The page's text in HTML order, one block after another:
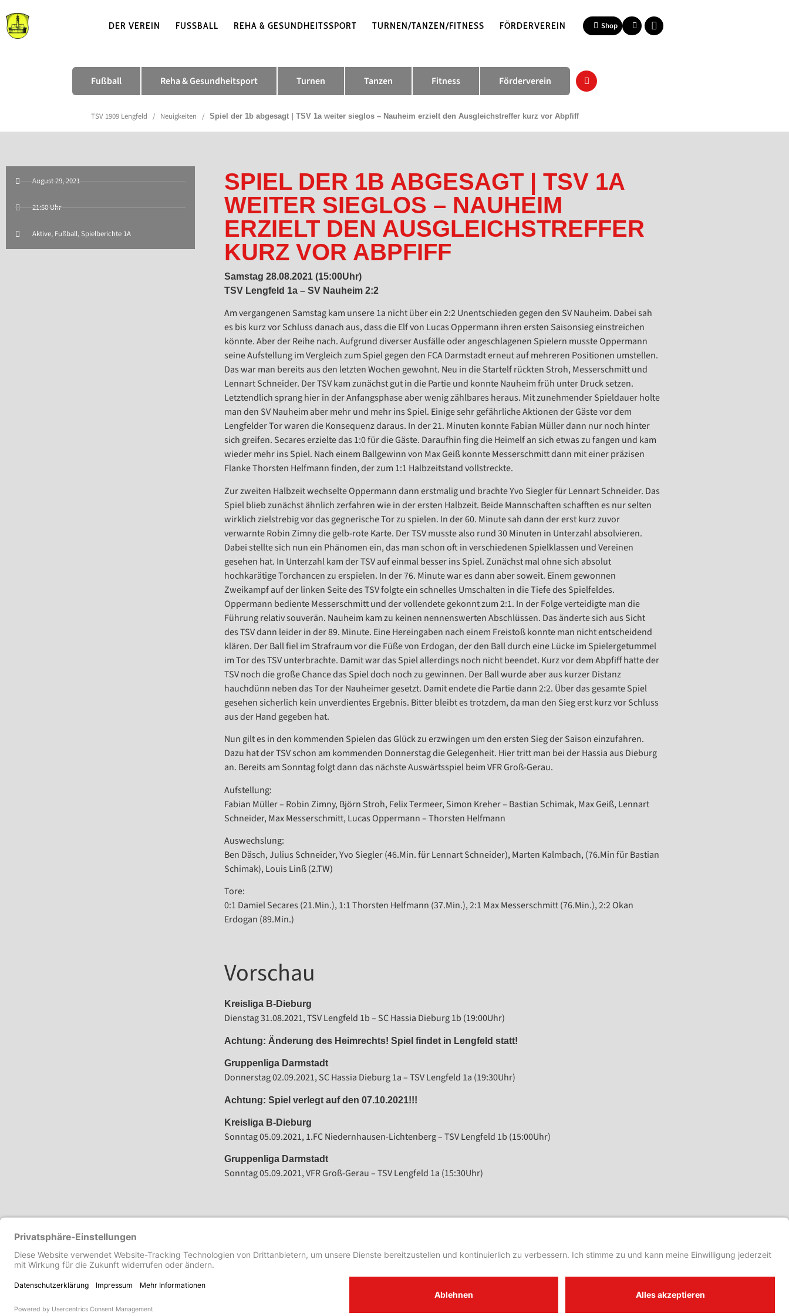
DER VEREIN FUSSBALL REHA & GESUNDHEITSSPORT TURNEN/TANZEN/FITNESS FÖRDERVEREIN Shop
Fußball Reha & Gesundheitsport Turnen Tanzen Fitness Förderverein
TSV 1909 Lengfeld / Neuigkeiten / Spiel der 1b abgesagt | TSV 1a weiter sieglos – Nauheim erzielt den Ausgleichstreffer kurz vor Abpfiff
August 29, 2021
21:50 Uhr
Aktive, Fußball, Spielberichte 1A
SPIEL DER 1B ABGESAGT | TSV 1A
WEITER SIEGLOS – NAUHEIM
ERZIELT DEN AUSGLEICHSTREFFER
KURZ VOR ABPFIFF
Samstag 28.08.2021 (15:00Uhr)
TSV Lengfeld 1a – SV Nauheim 2:2
Am vergangenen Samstag kam unsere 1a nicht über ein 2:2 Unentschieden gegen den SV Nauheim. Dabei sah
es bis kurz vor Schluss danach aus, dass die Elf von Lucas Oppermann ihren ersten Saisonsieg einstreichen
könnte. Aber der Reihe nach. Aufgrund diverser Ausfälle oder angeschlagenen Spielern musste Oppermann
seine Aufstellung im Vergleich zum Spiel gegen den FCA Darmstadt erneut auf mehreren Positionen umstellen.
Das war man bereits aus den letzten Wochen gewohnt. Neu in die Startelf rückten Stroh, Messerschmitt und
Lennart Schneider. Der TSV kam zunächst gut in die Partie und konnte Nauheim früh unter Druck setzen.
Letztendlich sprang hier in der Anfangsphase aber wenig zählbares heraus. Mit zunehmender Spieldauer holte
man den SV Nauheim aber mehr und mehr ins Spiel. Einige sehr gefährliche Aktionen der Gäste vor dem
Lengfelder Tor waren die Konsequenz daraus. In der 21. Minuten konnte Fabian Müller dann nur noch hinter
sich greifen. Secares erzielte das 1:0 für die Gäste. Daraufhin fing die Heimelf an sich etwas zu fangen und kam
wieder mehr ins Spiel. Nach einem Ballgewinn von Max Geiß konnte Messerschmitt dann mit einer präzisen
Flanke Thorsten Helfmann finden, der zum 1:1 Halbzeitstand vollstreckte.
Zur zweiten Halbzeit wechselte Oppermann dann erstmalig und brachte Yvo Siegler für Lennart Schneider. Das
Spiel blieb zunächst ähnlich zerfahren wie in der ersten Halbzeit. Beide Mannschaften schafften es nur selten
wirklich zielstrebig vor das gegnerische Tor zu spielen. In der 60. Minute sah dann der erst kurz zuvor
verwarnte Robin Zimny die gelb-rote Karte. Der TSV musste also rund 30 Minuten in Unterzahl absolvieren.
Dabei stellte sich nun ein Phänomen ein, das man schon oft in verschiedenen Spielklassen und Vereinen
gesehen hat. In Unterzahl kam der TSV auf einmal besser ins Spiel. Zunächst mal ohne sich absolut
hochkarätige Torchancen zu erspielen. In der 76. Minute war es dann aber soweit. Einem gewonnen
Zweikampf auf der linken Seite des TSV folgte ein schnelles Umschalten in die Tiefe des Spielfeldes.
Oppermann bediente Messerschmitt und der vollendete gekonnt zum 2:1. In der Folge verteidigte man die
Führung relativ souverän. Nauheim kam zu keinen nennenswerten Abschlüssen. Das änderte sich aus Sicht
des TSV dann leider in der 89. Minute. Eine Hereingaben nach einem Freistoß konnte man nicht entscheidend
klären. Der Ball fiel im Strafraum vor die Füße von Erdogan, der den Ball durch eine Lücke im Spielergetummel
im Tor des TSV unterbrachte. Damit war das Spiel allerdings noch nicht beendet. Kurz vor dem Abpfiff hatte der
TSV noch die große Chance das Spiel doch noch zu gewinnen. Der Ball wurde aber aus kurzer Distanz
hauchdünn neben das Tor der Nauheimer gesetzt. Damit endete die Partie dann 2:2. Über das gesamte Spiel
gesehen sicherlich kein unverdientes Ergebnis. Bitter bleibt es trotzdem, da man den Sieg erst kurz vor Schluss
aus der Hand gegeben hat.
Nun gilt es in den kommenden Spielen das Glück zu erzwingen um den ersten Sieg der Saison einzufahren.
Dazu hat der TSV schon am kommenden Donnerstag die Gelegenheit. Hier tritt man bei der Hassia aus Dieburg
an. Bereits am Sonntag folgt dann das nächste Auswärtsspiel beim VFR Groß-Gerau.
Aufstellung:
Fabian Müller – Robin Zimny, Björn Stroh, Felix Termeer, Simon Kreher – Bastian Schimak, Max Geiß, Lennart
Schneider, Max Messerschmitt, Lucas Oppermann – Thorsten Helfmann
Auswechslung:
Ben Däsch, Julius Schneider, Yvo Siegler (46.Min. für Lennart Schneider), Marten Kalmbach, (76.Min für Bastian
Schimak), Louis Linß (2.TW)
Tore:
0:1 Damiel Secares (21.Min.), 1:1 Thorsten Helfmann (37.Min.), 2:1 Max Messerschmitt (76.Min.), 2:2 Okan
Erdogan (89.Min.)
Vorschau
Kreisliga B-Dieburg
Dienstag 31.08.2021, TSV Lengfeld 1b – SC Hassia Dieburg 1b (19:00Uhr)
Achtung: Änderung des Heimrechts! Spiel findet in Lengfeld statt!
Gruppenliga Darmstadt
Donnerstag 02.09.2021, SC Hassia Dieburg 1a – TSV Lengfeld 1a (19:30Uhr)
Achtung: Spiel verlegt auf den 07.10.2021!!!
Kreisliga B-Dieburg
Sonntag 05.09.2021, 1.FC Niedernhausen-Lichtenberg – TSV Lengfeld 1b (15:00Uhr)
Gruppenliga Darmstadt
Sonntag 05.09.2021, VFR Groß-Gerau – TSV Lengfeld 1a (15:30Uhr)
VORHERIGER
Trotz Rückstand bezwingt Lengfeld den A-Ligisten SpVgg Groß-Umstadt
© Turn- und Sportverein 1909e. V. Lengfeld